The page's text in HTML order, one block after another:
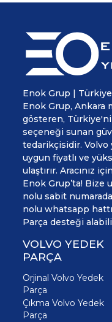
Enok Grup |
Enok Grup, Ankara
gösteren,
seçeneği sunan
tedarikçisidir. Volvo
uygun fiyatlı ve
ulaştırır. Aracınız
Enok Grup’ta! Bize
nolu sabit
nolu whatsapp
Parça desteği
VOLVO YEDEK
PARÇA
Orjinal Volvo Yedek
Parça
Çıkma Volvo Yedek
Parça